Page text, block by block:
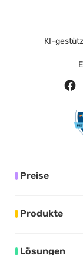
KI-
Preise
Produkte
Lösungen